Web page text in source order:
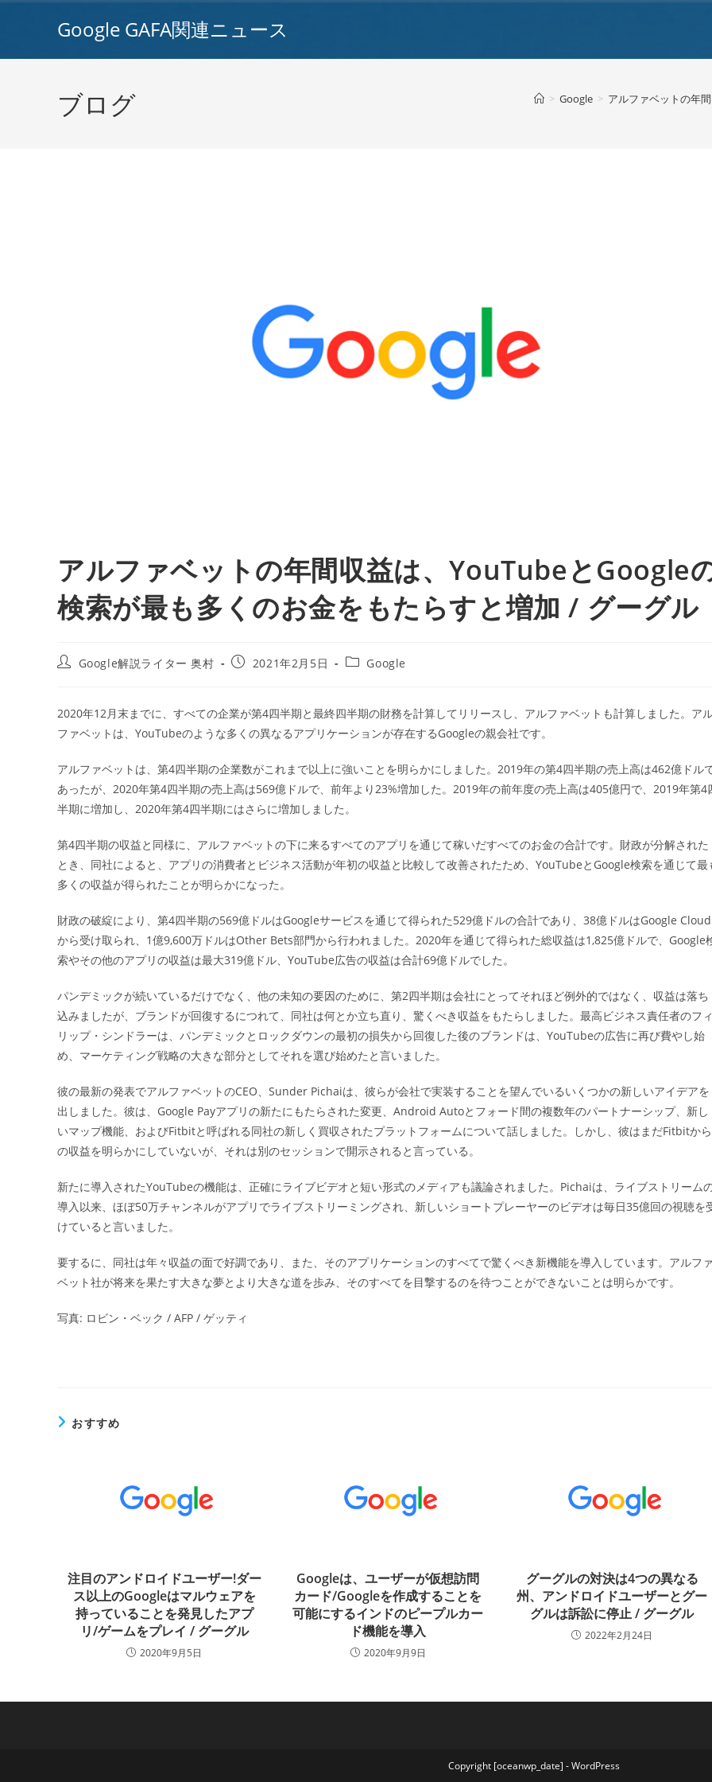
Google GAFA関連ニュース
ブログ > Google > アルファベットの年
アルファベットの年間収益は、YouTubeとGoogle
検索が最も多くのお金をもたらすと増加 / グーグル
投
Google解説ライター 奥村
投
開
日:
2021年2月5日
投
テ
ゴ
リ
Google
2020年12月末までに、すべての企業が第4四半期と最終四半期の財務を計算してリリースし、アルファベットも計算しました。ア
ファベットは、YouTubeのような多くの異なるアプリケーションが存在するGoogleの親会社です。
アルファベットは、第4四半期の企業数がこれまで以上に強いことを明らかにしました。2019年の第4四半期の売上高は462億ドル
あったが、2020年第4四半期の売上高は569億ドルで、前年より23%増加した。2019年の前年度の売上高は405億円で、2019年第4
半期に増加し、2020年第4四半期にはさらに増加しました。
第4四半期の収益と同様に、アルファベットの下に来るすべてのアプリを通じて稼いだすべてのお金の合計です。財政が分解された
とき、同社によると、アプリの消費者とビジネス活動が年初の収益と比較して改善されたため、YouTubeとGoogle検索を通じて最
多くの収益が得られたことが明らかになった。
財政の破綻により、第4四半期の569億ドルはGoogleサービスを通じて得られた529億ドルの合計であり、38億ドルはGoogle Cloud
から受け取られ、1億9,600万ドルはOther Bets部門から行われました。2020年を通じて得られた総収益は1,825億ドルで、Google
索やその他のアプリの収益は最大319億ドル、YouTube広告の収益は合計69億ドルでした。
パンデミックが続いているだけでなく、他の未知の要因のために、第2四半期は会社にとってそれほど例外的ではなく、収益は落ち
込みましたが、ブランドが回復するにつれて、同社は何とか立ち直り、驚くべき収益をもたらしました。最高ビジネス責任者のフィ
リップ・シンドラーは、パンデミックとロックダウンの最初の損失から回復した後のブランドは、YouTubeの広告に再び費やし始
め、マーケティング戦略の大きな部分としてそれを選び始めたと言いました。
彼の最新の発表でアルファベットのCEO、Sunder Pichaiは、彼らが会社で実装することを望んでいるいくつかの新しいアイデアを
出しました。彼は、Google Payアプリの新たにもたらされた変更、Android Autoとフォード間の複数年のパートナーシップ、新し
いマップ機能、およびFitbitと呼ばれる同社の新しく買収されたプラットフォームについて話しました。しかし、彼はまだFitbitから
の収益を明らかにしていないが、それは別のセッションで開示されると言っている。
新たに導入されたYouTubeの機能は、正確にライブビデオと短い形式のメディアも議論されました。Pichaiは、ライブストリーム
導入以来、ほぼ50万チャンネルがアプリでライブストリーミングされ、新しいショートプレーヤーのビデオは毎日35億回の視聴を
けていると言いました。
要するに、同社は年々収益の面で好調であり、また、そのアプリケーションのすべてで驚くべき新機能を導入しています。アルファ
ベット社が将来を果たす大きな夢とより大きな道を歩み、そのすべてを目撃するのを待つことができないことは明らかです。
写真: ロビン・ベック / AFP / ゲッティ
おすすめ
注目のアンドロイドユーザー!ダー
ス以上のGoogleはマルウェアを
持っていることを発見したアプ
リ/ゲームをプレイ / グーグル
2020年9月5日
Googleは、ユーザーが仮想訪問
カード/Googleを作成することを
可能にするインドのピープルカー
ド機能を導入
2020年9月9日
グーグルの対決は4つの異なる
州、アンドロイドユーザーとグー
グルは訴訟に停止 / グーグル
2022年2月24日
Copyright [oceanwp_date] - WordPress